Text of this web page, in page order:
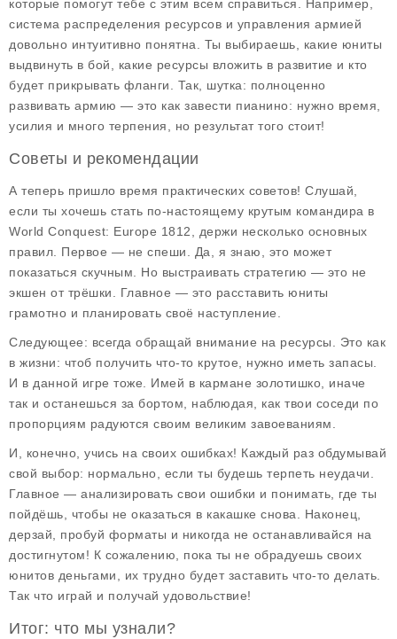
которые помогут тебе с этим всем справиться. Например,
система распределения ресурсов и управления армией
довольно интуитивно понятна. Ты выбираешь, какие юниты
выдвинуть в бой, какие ресурсы вложить в развитие и кто
будет прикрывать фланги. Так, шутка: полноценно
развивать армию — это как завести пианино: нужно время,
усилия и много терпения, но результат того стоит!
Советы и рекомендации
А теперь пришло время практических советов! Слушай,
если ты хочешь стать по-настоящему крутым командира в
World Conquest: Europe 1812, держи несколько основных
правил. Первое — не спеши. Да, я знаю, это может
показаться скучным. Но выстраивать стратегию — это не
экшен от трёшки. Главное — это расставить юниты
грамотно и планировать своё наступление.
Следующее: всегда обращай внимание на ресурсы. Это как
в жизни: чтоб получить что-то крутое, нужно иметь запасы.
И в данной игре тоже. Имей в кармане золотишко, иначе
так и останешься за бортом, наблюдая, как твои соседи по
пропорциям радуются своим великим завоеваниям.
И, конечно, учись на своих ошибках! Каждый раз обдумывай
свой выбор: нормально, если ты будешь терпеть неудачи.
Главное — анализировать свои ошибки и понимать, где ты
пойдёшь, чтобы не оказаться в какашке снова. Наконец,
дерзай, пробуй форматы и никогда не останавливайся на
достигнутом! К сожалению, пока ты не обрадуешь своих
юнитов деньгами, их трудно будет заставить что-то делать.
Так что играй и получай удовольствие!
Итог: что мы узнали?